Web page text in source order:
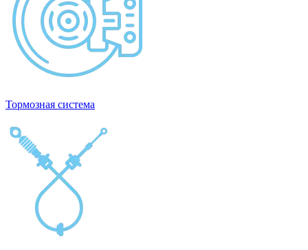
Тормозная система